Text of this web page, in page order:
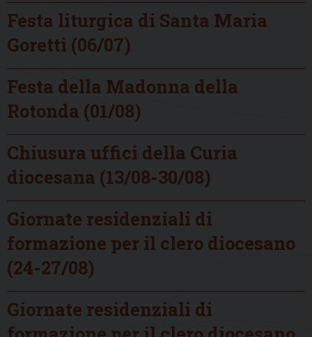
Festa liturgica di Santa Maria
Goretti (06/07)
Festa della Madonna della
Rotonda (01/08)
Chiusura uffici della Curia
diocesana (13/08-30/08)
Giornate residenziali di
formazione per il clero diocesano
(24-27/08)
Giornate residenziali di